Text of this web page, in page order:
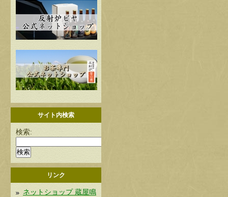
サイト内検索
検索:
リンク
ネットショップ 蔵屋鳴